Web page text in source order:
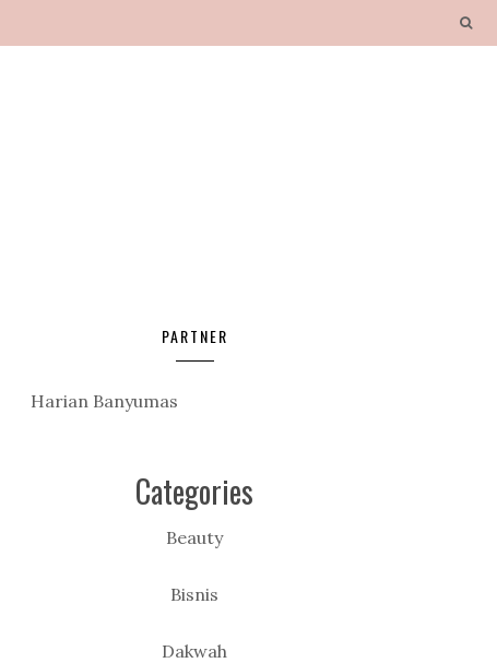
PARTNER
Harian Banyumas
Categories
Beauty
Bisnis
Dakwah